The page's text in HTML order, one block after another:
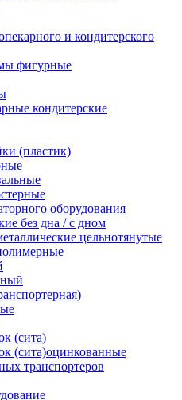
и кондитерского
фигурные
кондитерские
(пластик)
оборудования
без дна / с дном
цельнотянутые
(сита)
(сита)оцинкованные
транспортеров